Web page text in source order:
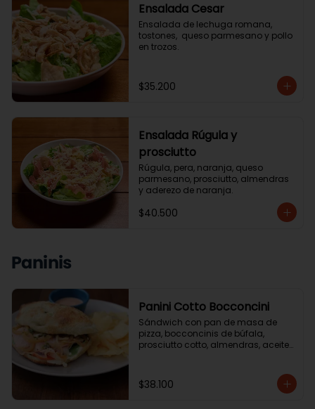
Ensalada Cesar
Ensalada de lechuga romana,
tostones,  queso parmesano y pollo
en trozos.
$35.200
Ensalada Rúgula y
prosciutto
Rúgula, pera, naranja, queso
parmesano, prosciutto, almendras
y aderezo de naranja.
$40.500
Paninis
Panini Cotto Bocconcini
Sándwich con pan de masa de
pizza, bocconcinis de búfala,
prosciutto cotto, almendras, aceite
casa o papas chip.
$38.100